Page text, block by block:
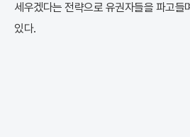
세우겠다는 전략으로 유권자들을 파고들
있다.